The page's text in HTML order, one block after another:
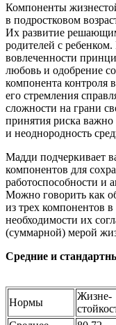
Компоненты
в подростковом
Их развитие
родителей с
вовлеченности
любовь и одобрение
компонента контроля
его стремления
сложности на грани
принятия риска важно
и неоднородность
Мадди подчеркивает
компонентов для
работоспособности и
Можно говорить как
из трех компонентов
необходимости их
(суммарной) мерой
Средние и
Нормы
Жизне­